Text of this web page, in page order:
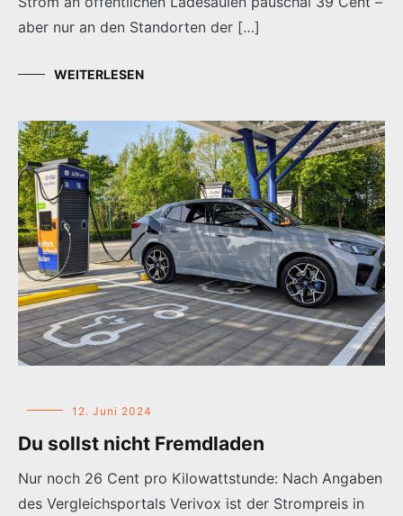
aber nur an den Standorten der […]
WEITERLESEN
12. Juni 2024
Du sollst nicht Fremdladen
Nur noch 26 Cent pro Kilowattstunde: Nach Angaben
des Vergleichsportals Verivox ist der Strompreis in